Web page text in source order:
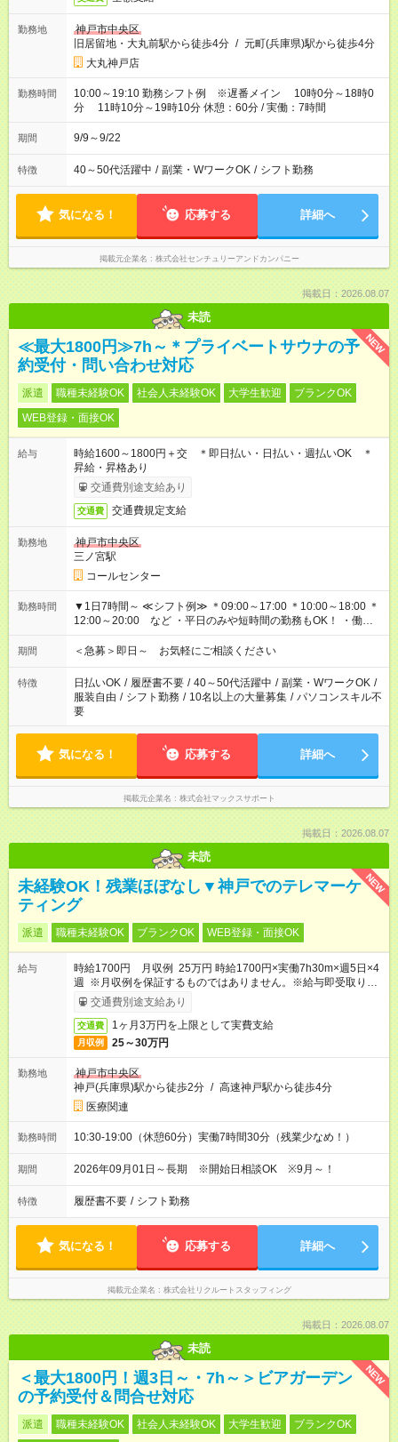
勤務地
神戸市中央区
旧居留地・大丸前駅から徒歩4分 / 元町(兵庫県)駅から徒歩4分
大丸神戸店
勤務時間
10:00～19:10 勤務シフト例 ※遅番メイン 10時0分～18時0
分 11時10分～19時10分 休憩：60分 / 実働：7時間
期間 9/9～9/22
特徴 40～50代活躍中 / 副業・WワークOK / シフト勤務
気になる！ 応募する 詳細へ
掲載元企業名 株式会社センチュリーアンドカンパニー
掲載日：2026.08.07
未読
NEW
≪最大1800円≫7h～＊プライベートサウナの予
約受付・問い合わせ対応
派遣 職種未経験OK 社会人未経験OK 大学生歓迎
ブランクOK
WEB登録・面接OK
給与
時給1600～1800円＋交 ＊即日払い・日払い・週払いOK ＊
昇給・昇格あり
交通費別途支給あり
交通費 交通費規定支給
勤務地
神戸市中央区
三ノ宮駅
コールセンター
勤務時間
▼1日7時間～ ≪シフト例≫ ＊09:00～17:00 ＊10:00～18:00 ＊
12:00～20:00 など ・平日のみや短時間の勤務もOK！ ・働き
方はお気軽にご相談下さい
期間 ＜急募＞即日～ お気軽にご相談ください
特徴 日払いOK / 履歴書不要 / 40～50代活躍中 / 副業・WワークOK /
服装自由 / シフト勤務 / 10名以上の大量募集 / パソコンスキル不
要
気になる！ 応募する 詳細へ
掲載元企業名 株式会社マックスサポート
掲載日：2026.08.07
未読
NEW
未経験OK！残業ほぼなし▼神戸でのテレマーケ
ティング
派遣 職種未経験OK ブランクOK WEB登録・面接OK
給与
時給1700円 月収例 25万円 時給1700円×実働7h30m×週5日×4
週 ※月収例を保証するものではありません。※給与即受取りサ
ービス利用可（利用条件有）
交通費別途支給あり
交通費 1ヶ月3万円を上限として実費支給
月収例 25～30万円
勤務地
神戸市中央区
神戸(兵庫県)駅から徒歩2分 / 高速神戸駅から徒歩4分
医療関連
勤務時間 10:30-19:00（休憩60分）実働7時間30分（残業少なめ！）
期間 2026年09月01日～長期 ※開始日相談OK ※9月～！
特徴 履歴書不要 / シフト勤務
気になる！ 応募する 詳細へ
掲載元企業名 株式会社リクルートスタッフィング
掲載日：2026.08.07
未読
NEW
＜最大1800円！週3日～・7h～＞ビアガーデン
の予約受付＆問合せ対応
派遣 職種未経験OK 社会人未経験OK 大学生歓迎
ブランクOK